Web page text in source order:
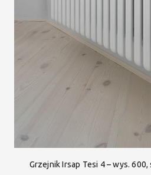
Grzejnik Irsap Tesi 4 – wys.